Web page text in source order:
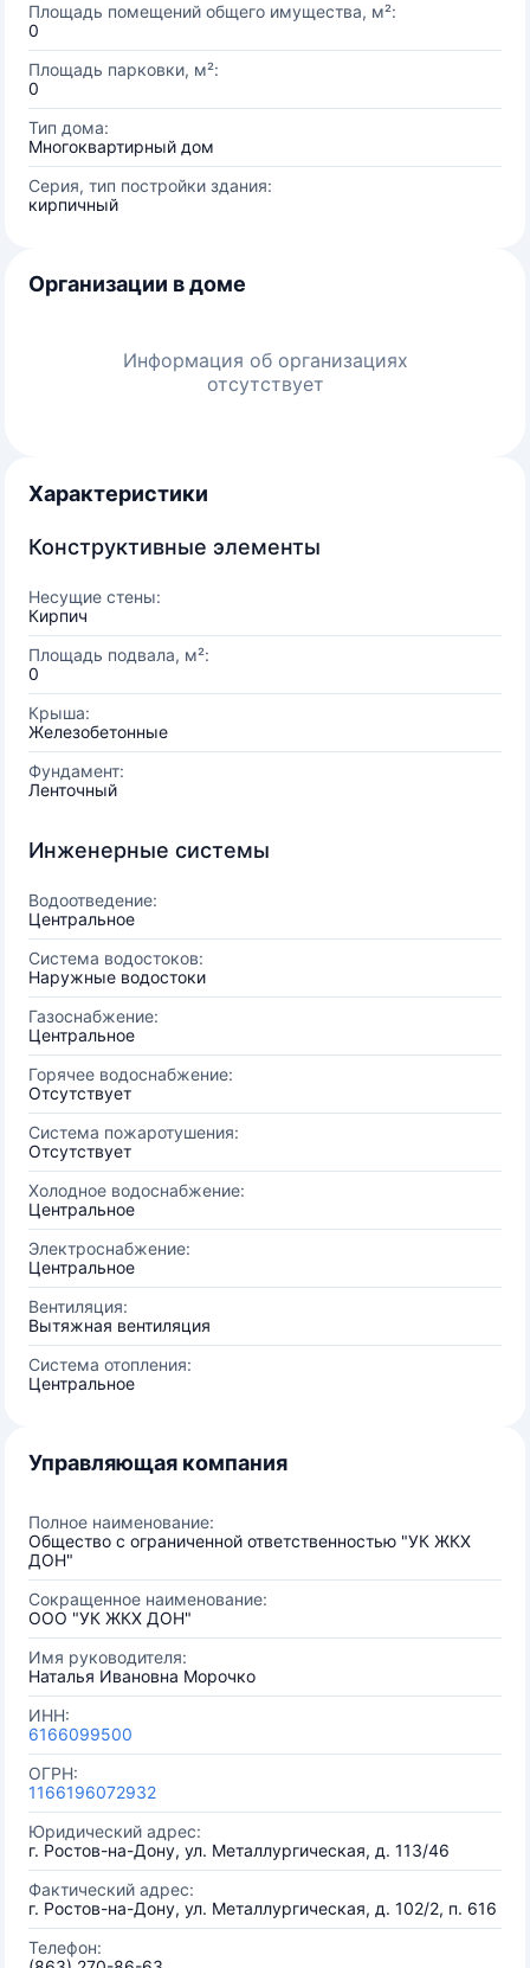
Площадь помещений общего имущества, м²:
0
Площадь парковки, м²:
0
Тип дома:
Многоквартирный дом
Серия, тип постройки здания:
кирпичный
Организации в доме
Информация об организациях
отсутствует
Характеристики
Конструктивные элементы
Несущие стены:
Кирпич
Площадь подвала, м²:
0
Крыша:
Железобетонные
Фундамент:
Ленточный
Инженерные системы
Водоотведение:
Центральное
Система водостоков:
Наружные водостоки
Газоснабжение:
Центральное
Горячее водоснабжение:
Отсутствует
Система пожаротушения:
Отсутствует
Холодное водоснабжение:
Центральное
Электроснабжение:
Центральное
Вентиляция:
Вытяжная вентиляция
Система отопления:
Центральное
Управляющая компания
Полное наименование:
Общество с ограниченной ответственностью "УК ЖКХ
ДОН"
Сокращенное наименование:
ООО "УК ЖКХ ДОН"
Имя руководителя:
Наталья Ивановна Морочко
ИНН:
6166099500
ОГРН:
1166196072932
Юридический адрес:
г. Ростов-на-Дону, ул. Металлургическая, д. 113/46
Фактический адрес:
г. Ростов-на-Дону, ул. Металлургическая, д. 102/2, п. 616
Телефон: